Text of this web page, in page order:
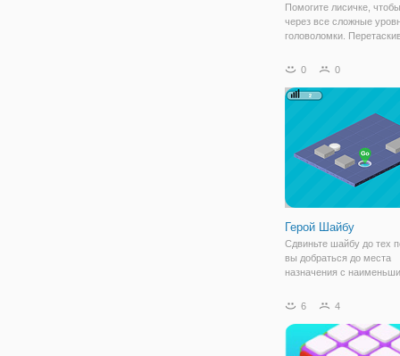
Помогите лисичке,
через все сложные
головоломки.
путь и достичь все
приключение!
0 0
Герой Шайбу
Сдвиньте шайбу до тех
вы добраться до места
назначения с
6
4